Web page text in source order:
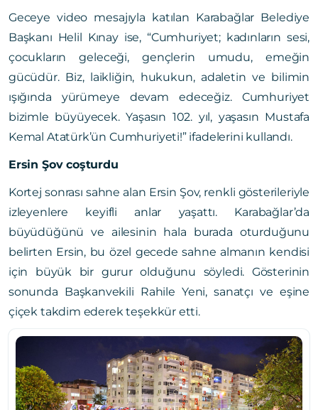
Geceye video mesajıyla katılan Karabağlar Belediye
Başkanı Helil Kınay ise, “Cumhuriyet; kadınların sesi,
çocukların geleceği, gençlerin umudu, emeğin
gücüdür. Biz, laikliğin, hukukun, adaletin ve bilimin
ışığında yürümeye devam edeceğiz. Cumhuriyet
bizimle büyüyecek. Yaşasın 102. yıl, yaşasın Mustafa
Kemal Atatürk’ün Cumhuriyeti!” ifadelerini kullandı.
Ersin Şov coşturdu
Kortej sonrası sahne alan Ersin Şov, renkli gösterileriyle
izleyenlere keyifli anlar yaşattı. Karabağlar’da
büyüdüğünü ve ailesinin hala burada oturduğunu
belirten Ersin, bu özel gecede sahne almanın kendisi
için büyük bir gurur olduğunu söyledi. Gösterinin
sonunda Başkanvekili Rahile Yeni, sanatçı ve eşine
çiçek takdim ederek teşekkür etti.